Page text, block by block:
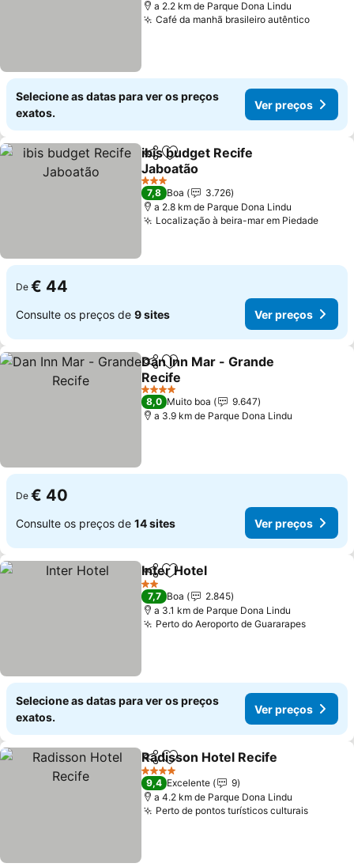
a 2.2 km de Parque Dona Lindu
Café da manhã brasileiro autênticoVer
Selecione as datas para ver os preços
exatos.
Ver preços
PartilharAdicionar aos favoritos
ibis budget Recife
Jaboatão
Ver preços
3 Estrelas
7,8 Boa
3.726
a 2.8 km de Parque Dona Lindu
Localização à beira-mar em PiedadeVer
De € 44
Consulte os preços de 9 sites Ver preços
PartilharAdicionar aos favoritos
Dan Inn Mar - Grande
Recife
Ver preços
4 Estrelas
8,0 Muito boa
9.647
a 3.9 km de Parque Dona Lindu
De € 40
Consulte os preços de 14 sites Ver preços
PartilharAdicionar aos favoritos
Inter Hotel
2 Estrelas
7,7 Boa
2.845
a 3.1 km de Parque Dona Lindu
Perto do Aeroporto de GuararapesVer
Selecione as datas para ver os preços
exatos.
Ver preços
PartilharAdicionar aos favoritos
Radisson Hotel Recife
4 Estrelas
9,4 Excelente
9
a 4.2 km de Parque Dona Lindu
Perto de pontos turísticos culturaisVer